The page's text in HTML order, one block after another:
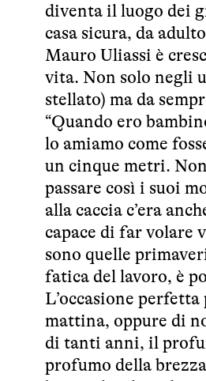
diventa il luogo dei
casa sicura, da
Mauro Uliassi è
vita. Non solo negli
stellato) ma da
“Quando ero
lo amiamo come
un cinque metri.
passare così i suoi
alla caccia c’era
capace di far volare
sono quelle
fatica del lavoro, è
L’occasione
mattina, oppure di
di tanti anni, il
profumo della